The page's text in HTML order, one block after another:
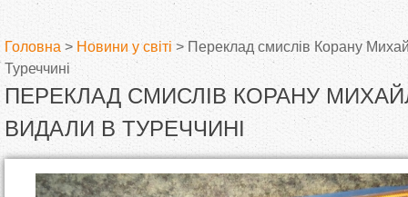
В
и
є
Головна > Новини у світі > Переклад смислів Корану
Туреччині
ПЕРЕКЛАД СМИСЛІВ КОРАНУ
ВИДАЛИ В ТУРЕЧЧИНІ